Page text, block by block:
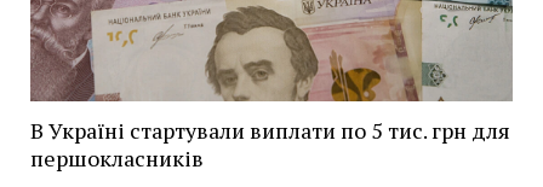
В Україні стартували виплати по 5 тис. грн для
першокласників